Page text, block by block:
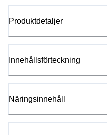
Produktdetaljer
Innehållsförteckning
Näringsinnehåll